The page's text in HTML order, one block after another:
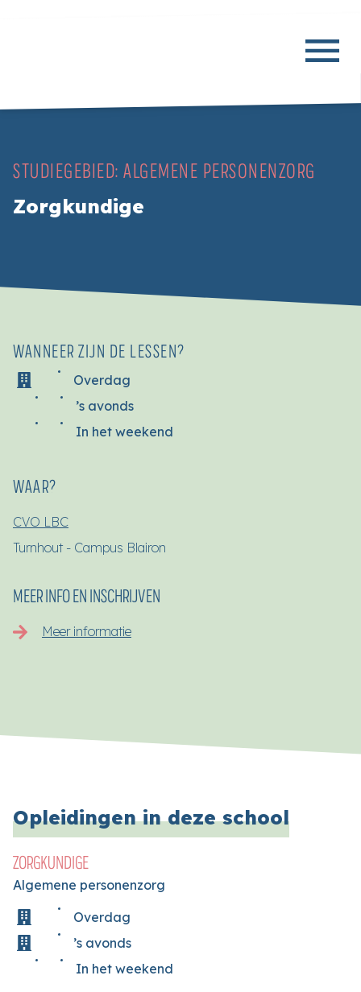
STUDIEGEBIED: ALGEMENE PERSONENZORG
Zorgkundige
WANNEER ZIJN DE LESSEN?
Overdag
’s avonds
In het weekend
WAAR?
CVO LBC
Turnhout - Campus Blairon
MEER INFO EN INSCHRIJVEN
Meer informatie
Opleidingen in deze school
ZORGKUNDIGE
Algemene personenzorg
Overdag
’s avonds
In het weekend